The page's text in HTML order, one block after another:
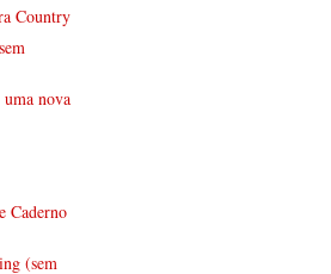
Country
nova
Caderno
(sem